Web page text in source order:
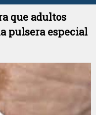
que adultos
pulsera especial